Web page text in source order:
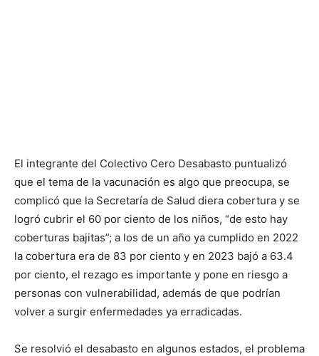
El integrante del Colectivo Cero Desabasto puntualizó
que el tema de la vacunación es algo que preocupa, se
complicó que la Secretaría de Salud diera cobertura y se
logró cubrir el 60 por ciento de los niños, “de esto hay
coberturas bajitas”; a los de un año ya cumplido en 2022
la cobertura era de 83 por ciento y en 2023 bajó a 63.4
por ciento, el rezago es importante y pone en riesgo a
personas con vulnerabilidad, además de que podrían
volver a surgir enfermedades ya erradicadas.
Se resolvió el desabasto en algunos estados, el problema